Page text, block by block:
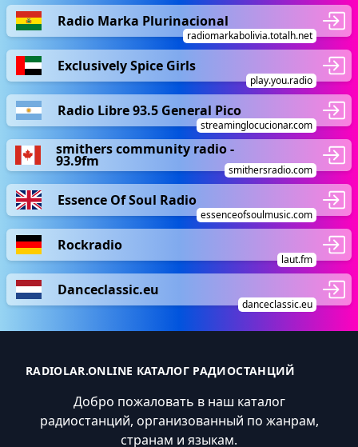
Radio Marka Plurinacional
radiomarkabolivia.totalh.net
Exclusively Spice Girls
play.you.radio
Radio Libre 93.5 General Pico
streaminglocucionar.com
smithers community radio -
93.9fm
smithersradio.com
Essence Of Soul Radio
essenceofsoulmusic.com
Rockradio
laut.fm
Danceclassic.eu
danceclassic.eu
RADIOLAR.ONLINE КАТАЛОГ РАДИОСТАНЦИЙ
Добро пожаловать в наш каталог
радиостанций, организованный по жанрам,
странам и языкам.